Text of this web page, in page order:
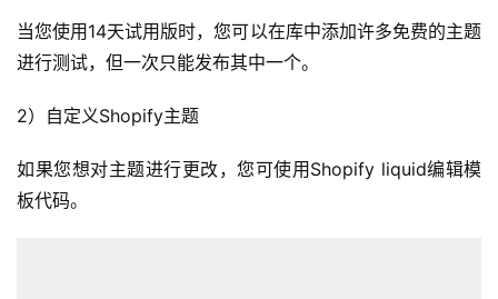
首
页
球
开
当您使用14天试用版时，您可以在库中添加许多免费的主题
进行测试，但一次只能发布其中一个。
2）自定义Shopify主题
如果您想对主题进行更改，您可使用Shopify liquid编辑模
板代码。